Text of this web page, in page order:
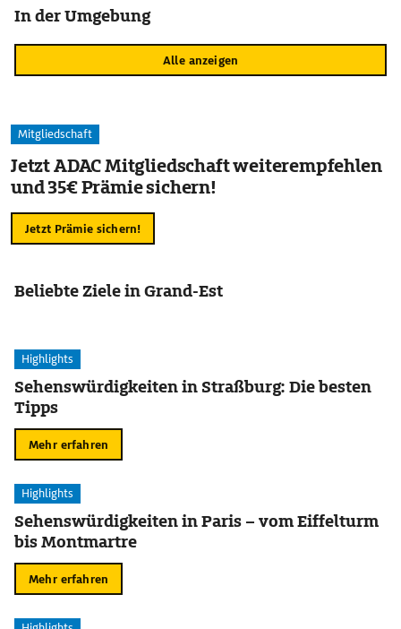
In der Umgebung
Alle anzeigen
Mitgliedschaft
Jetzt ADAC Mitgliedschaft weiterempfehlen
und 35€ Prämie sichern!
Jetzt Prämie sichern!
Beliebte Ziele in Grand-Est
Highlights
Sehenswürdigkeiten in Straßburg: Die besten
Tipps
Mehr erfahren
Highlights
Sehenswürdigkeiten in Paris – vom Eiffelturm
bis Montmartre
Mehr erfahren